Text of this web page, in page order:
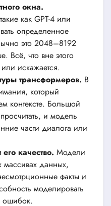
окна.
как GPT-4 или
определенное
это 2048–8192
Всё, что вне этого
искажается.
трансформеров. В
который
контексте. Большой
и модель
части диалога или
качество. Модели
массивах данных,
факты и
моделировать
ошибок.